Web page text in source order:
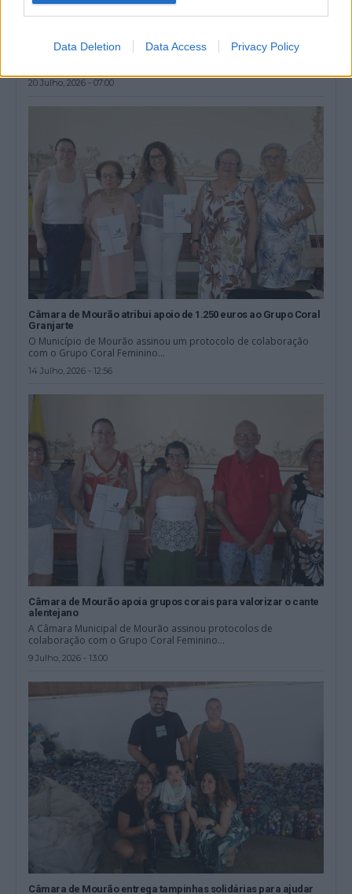
Data Deletion Data Access Privacy Policy
acompanha investimentos na educação
O Conselho Municipal de Educação de Mourão foi instalado no
20 Julho, 2026 - 07:00
Câmara de Mourão atribui apoio de 1.250 euros ao Grupo Coral
Granjarte
O Município de Mourão assinou um protocolo de colaboração
com o Grupo Coral Feminino...
14 Julho, 2026 - 12:56
Câmara de Mourão apoia grupos corais para valorizar o cante
alentejano
A Câmara Municipal de Mourão assinou protocolos de
colaboração com o Grupo Coral Feminino...
9 Julho, 2026 - 13:00
Câmara de Mourão entrega tampinhas solidárias para ajudar